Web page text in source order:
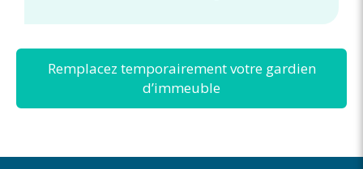
Remplacez temporairement votre gardien
d’immeuble